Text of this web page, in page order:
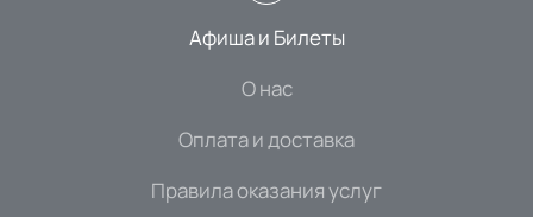
Афиша и Билеты
О нас
Оплата и доставка
Правила оказания услуг